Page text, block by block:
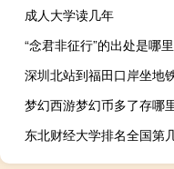
成人大学读几年
“念君非征行”的出处是哪里
梦幻西游梦幻币多了存哪
东北财经大学排名全国第